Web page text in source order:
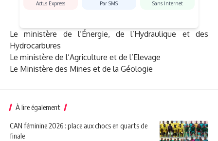
Actus Express Par SMS Sans Internet
Le ministère de l’Énergie, de l’Hydraulique et des
Hydrocarbures
Le ministère de l’Agriculture et de l’Elevage
Le Ministère des Mines et de la Géologie
À lire également
CAN féminine 2026 : place aux chocs en quarts de
finale